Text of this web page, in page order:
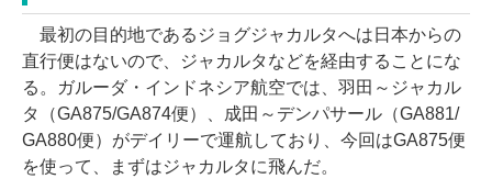
最初の目的地であるジョグジャカルタへは日本からの
直行便はないので、ジャカルタなどを経由することにな
る。ガルーダ・インドネシア航空では、羽田～ジャカル
タ（GA875/GA874便）、成田～デンパサール（GA881/
GA880便）がデイリーで運航しており、今回はGA875便
を使って、まずはジャカルタに飛んだ。